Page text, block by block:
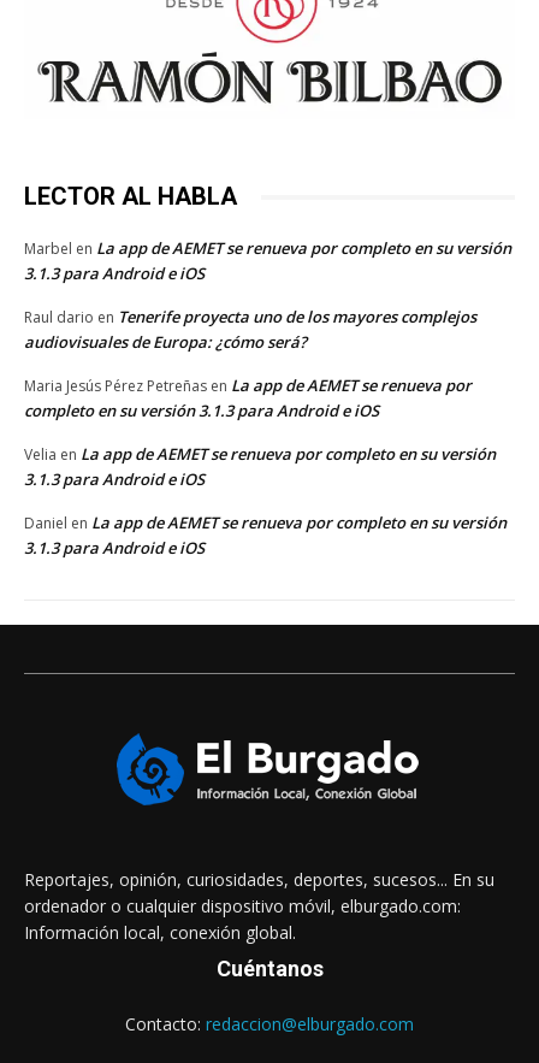
LECTOR AL HABLA
Marbel en La app de AEMET se renueva por completo en su versión
3.1.3 para Android e iOS
Raul dario en Tenerife proyecta uno de los mayores complejos
audiovisuales de Europa: ¿cómo será?
Maria Jesús Pérez Petreñas en La app de AEMET se renueva por
completo en su versión 3.1.3 para Android e iOS
Velia en La app de AEMET se renueva por completo en su versión
3.1.3 para Android e iOS
Daniel en La app de AEMET se renueva por completo en su versión
3.1.3 para Android e iOS
Reportajes, opinión, curiosidades, deportes, sucesos... En su
ordenador o cualquier dispositivo móvil, elburgado.com:
Información local, conexión global.
Cuéntanos
Contacto: redaccion@elburgado.com